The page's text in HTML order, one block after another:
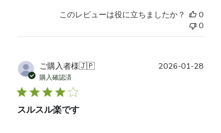
このレビューは役に立ちましたか？
0
0
ご購入者様🇯🇵
購入確認済
スルスル楽です
2026-01-28